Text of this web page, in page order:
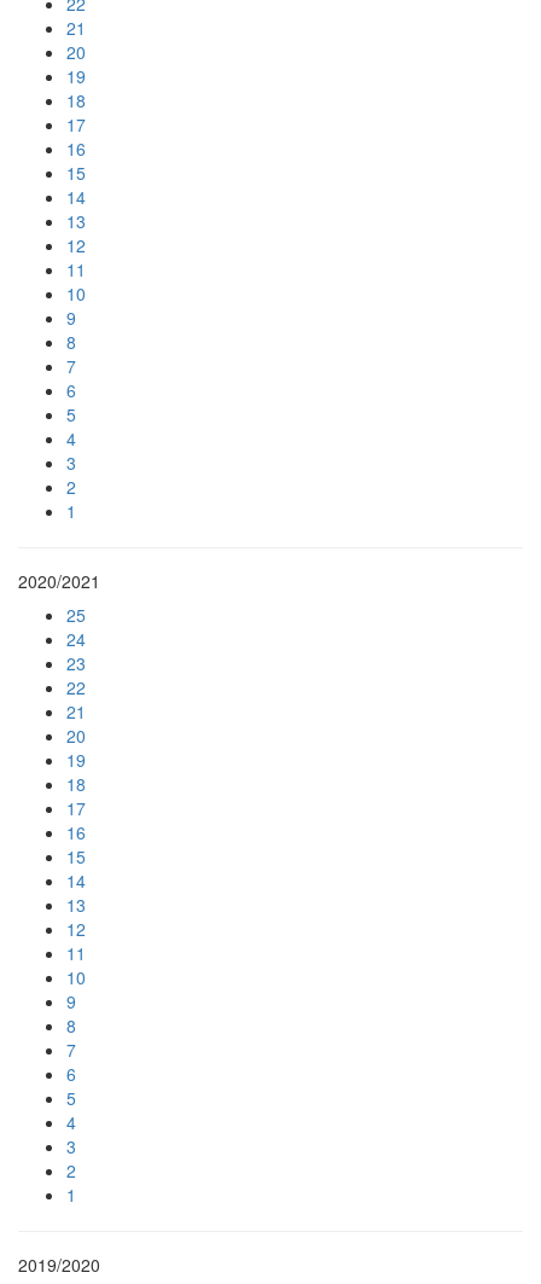
21
20
19
18
17
16
15
14
13
12
11
10
9
8
7
6
5
4
3
2
1
2020/2021
25
24
23
22
21
20
19
18
17
16
15
14
13
12
11
10
9
8
7
6
5
4
3
2
1
2019/2020